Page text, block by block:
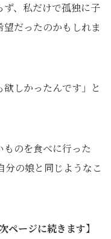
、私だけで孤独に子
だったのかもしれま
しかったんです」と
ものを食べに行った
の娘と同じようなこ
ページに続きます】